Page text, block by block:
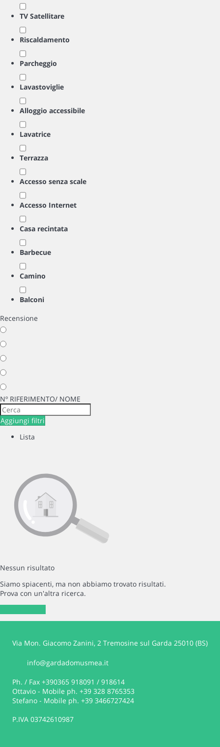
TV Satellitare
Riscaldamento
Parcheggio
Lavastoviglie
Alloggio accessibile
Lavatrice
Terrazza
Accesso senza scale
Accesso Internet
Casa recintata
Barbecue
Camino
Balconi
Recensione
Nº RIFERIMENTO/ NOME
Aggiungi filtri
Lista
Nessun risultato
Siamo spiacenti, ma non abbiamo trovato risultati.
Prova con un'altra ricerca.
Via Mon. Giacomo Zanini, 2 Tremosine sul Garda 25010 (BS)
info@gardadomusmea.it
Ph. / Fax +390365 918091 / 918614
Ottavio - Mobile ph. +39 328 8765353
Stefano - Mobile ph. +39 3466727424
P.IVA 03742610987